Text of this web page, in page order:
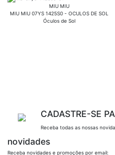
MIU MIU
MIU MIU 07YS 1425S0 - OCULOS DE SOL
Óculos de Sol
CADASTRE-SE
Receba todas as nossas
novidades
Receba novidades e promoções por email: